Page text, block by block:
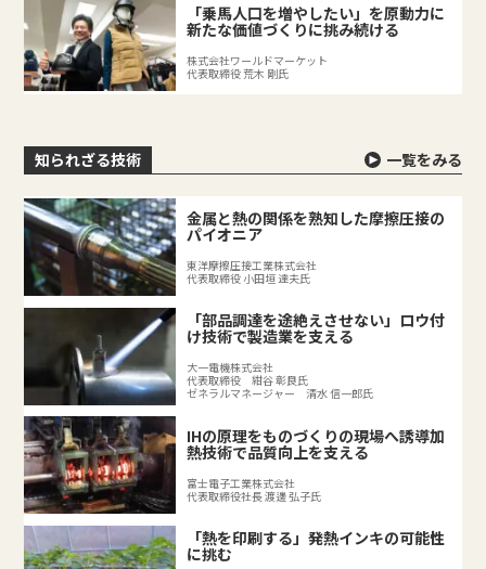
「乗馬人口を増やしたい」を原動力に
新たな価値づくりに挑み続ける
株式会社ワールドマーケット
代表取締役 荒木 剛氏
知られざる技術 一覧をみる
金属と熱の関係を熟知した摩擦圧接の
パイオニア
東洋摩擦圧接工業株式会社
代表取締役 小田垣 達夫氏
「部品調達を途絶えさせない」ロウ付
け技術で製造業を支える
大一電機株式会社
代表取締役 紺谷 彰良氏
ゼネラルマネージャー 清水 信一郎氏
IHの原理をものづくりの現場へ誘導加
熱技術で品質向上を支える
富士電子工業株式会社
代表取締役社長 渡邊 弘子氏
「熱を印刷する」発熱インキの可能性
に挑む